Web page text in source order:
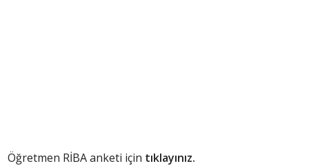
Öğretmen RİBA anketi için tıklayınız.